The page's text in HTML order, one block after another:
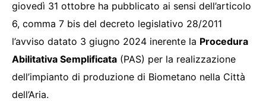
giovedì 31 ottobre ha pubblicato ai sensi dell’articolo
6, comma 7 bis del decreto legislativo 28/2011
l’avviso datato 3 giugno 2024 inerente la Procedura
Abilitativa Semplificata (PAS) per la realizzazione
dell’impianto di produzione di Biometano nella Città
dell’Aria.